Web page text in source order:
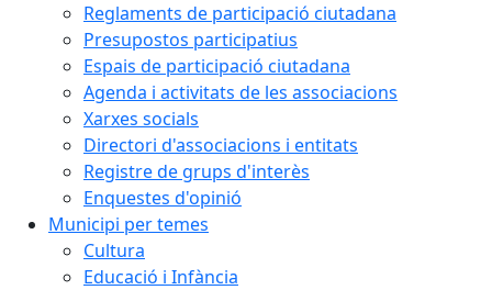
Reglaments de participació ciutadana
Presupostos participatius
Espais de participació ciutadana
Agenda i activitats de les associacions
Xarxes socials
Directori d'associacions i entitats
Registre de grups d'interès
Enquestes d'opinió
Municipi per temes
Cultura
Educació i Infància